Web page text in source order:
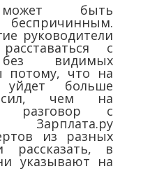
может быть
руководители
с
без видимых
потому, что на
больше
чем на
разговор с
из разных
рассказать, в
указывают на